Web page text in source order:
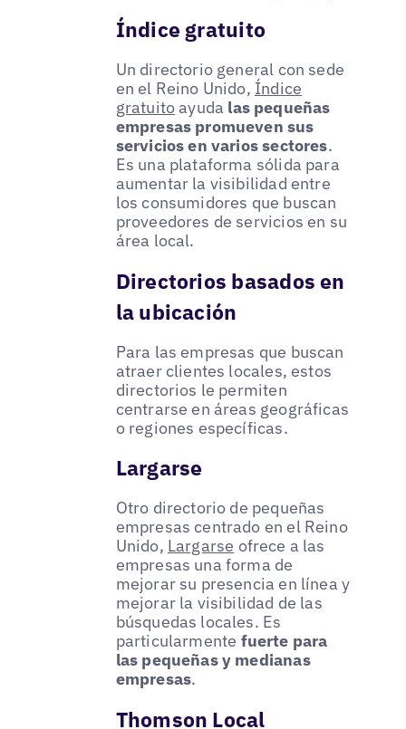
Índice gratuito
Un directorio general con sede
en el Reino Unido, Índice
gratuitoayuda las pequeñas
empresas promueven sus
servicios en varios sectores.
Es una plataforma sólida para
aumentar la visibilidad entre
los consumidores que buscan
proveedores de servicios en su
área local.
Directorios basados en
la ubicación
Para las empresas que buscan
atraer clientes locales, estos
directorios le permiten
centrarse en áreas geográficas
o regiones específicas.
Largarse
Otro directorio de pequeñas
empresas centrado en el Reino
Unido, Largarse ofrece a las
empresas una forma de
mejorar su presencia en línea y
mejorar la visibilidad de las
búsquedas locales. Es
particularmente fuerte para
las pequeñas y medianas
empresas.
Thomson Local